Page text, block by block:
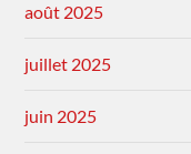
août 2025
juillet 2025
juin 2025